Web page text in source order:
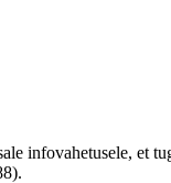
infovahetusele, et